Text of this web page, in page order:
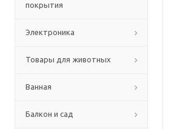
покрытия
Электроника
Товары для животных
Ванная
Балкон и сад